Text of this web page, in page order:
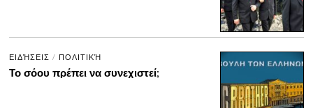
ΕΙΔΉΣΕΙΣ / ΠΟΛΙΤΙΚΉ
Το σόου πρέπει να συνεχιστεί;